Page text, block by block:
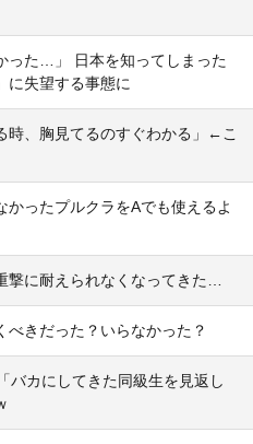
った…」 日本を知ってしまった
に失望する事態に
時、胸見てるのすぐわかる」←こ
かったプルクラをAでも使えるよ
撃に耐えられなくなってきた…
べきだった？いらなかった？
バカにしてきた同級生を見返し